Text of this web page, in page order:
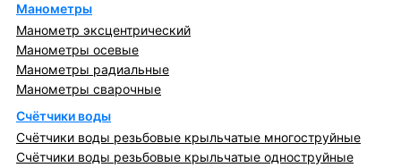
Манометры
Манометр эксцентрический
Манометры осевые
Манометры радиальные
Манометры сварочные
Счётчики воды
Счётчики воды резьбовые крыльчатые многоструйные
Счётчики воды резьбовые крыльчатые одноструйные